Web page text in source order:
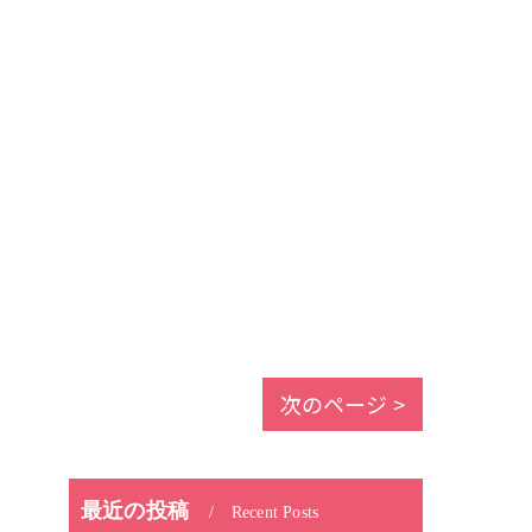
次のページ >
最近の投稿 Recent Posts